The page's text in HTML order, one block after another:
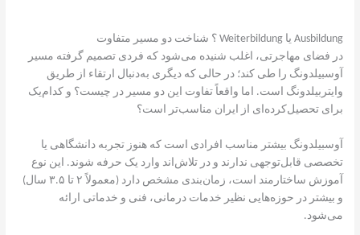
Ausbildung یا Weiterbildung ؟ شناخت دو مسیر متفاوت
در فضای مهاجرتی، اغلب شنیده می‌شود که فردی تصمیم گرفته مسیر
آوسبیلدونگ را طی کند؛ در حالی که دیگری به‌دنبال ارتقاء از طریق
وایتربیلدونگ است. اما واقعاً تفاوت این دو مسیر در چیست؟ و کدام‌یک
برای تحصیل‌کرده‌ای از ایران مناسب‌تر است؟
آوسبیلدونگ بیشتر مناسب افرادی است که هنوز تجربه دانشگاهی یا
تخصصی قابل‌توجهی ندارند و در تلاش‌اند وارد یک حرفه شوند. این نوع
آموزش ساختارمند است، زمان‌بندی مشخص دارد (معمولاً ۲ تا ۳.۵ سال)
و بیشتر در حوزه‌هایی نظیر خدمات درمانی، فنی و خدماتی ارائه
می‌شود.